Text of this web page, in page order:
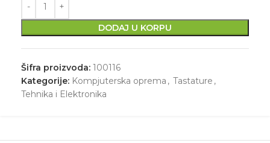
DODAJ U KORPU
Šifra proizvoda: 100116
Kategorije: Kompjuterska oprema , Tastature ,
Tehnika i Elektronika